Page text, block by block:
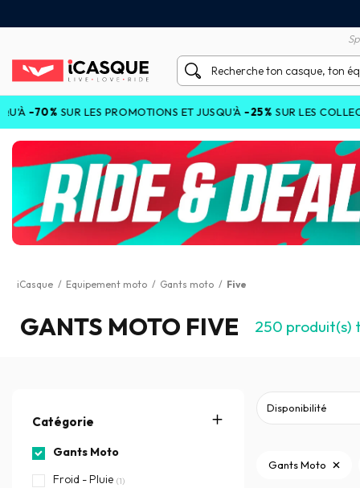
PROMOTIONS ET JUSQU'À-25%SUR LES COLLECTIONS
iCasque / Equipement moto / Gants moto / Five
GANTS MOTO FIVE 250 produit(s)
Catégorie
Gants Moto
Froid - Pluie (1)
Gants Moto